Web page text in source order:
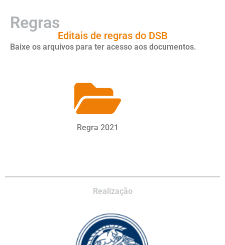
Regras
Editais de regras do DSB
Baixe os arquivos para ter acesso aos documentos.
Regra 2021
Realização